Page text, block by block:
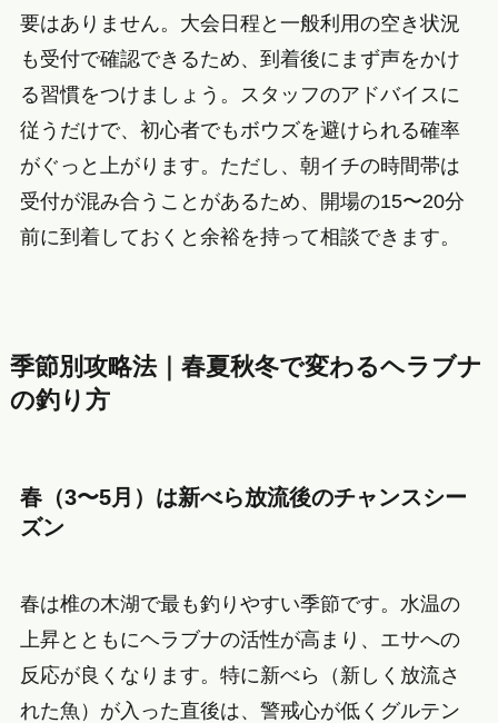
要はありません。大会日程と一般利用の空き状況
も受付で確認できるため、到着後にまず声をかけ
る習慣をつけましょう。スタッフのアドバイスに
従うだけで、初心者でもボウズを避けられる確率
がぐっと上がります。ただし、朝イチの時間帯は
受付が混み合うことがあるため、開場の15〜20分
前に到着しておくと余裕を持って相談できます。
季節別攻略法｜春夏秋冬で変わるヘラブナ
の釣り方
春（3〜5月）は新べら放流後のチャンスシー
ズン
春は椎の木湖で最も釣りやすい季節です。水温の
上昇とともにヘラブナの活性が高まり、エサへの
反応が良くなります。特に新べら（新しく放流さ
れた魚）が入った直後は、警戒心が低くグルテン